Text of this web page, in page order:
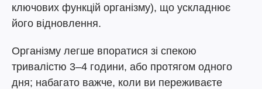
ключових функцій організму), що ускладнює
його відновлення.
Організму легше впоратися зі спекою
тривалістю 3–4 години, або протягом одного
дня; набагато важче, коли ви переживаєте